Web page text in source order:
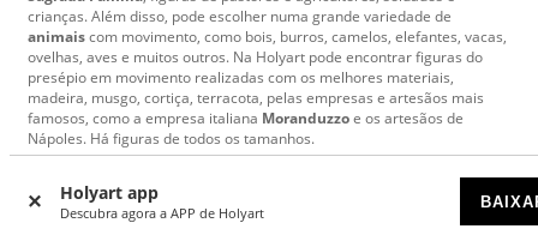
Holyart app
Descubra agora a APP de Holyart
crianças. Além disso, pode escolher numa grande variedade de
animaiscom movimento, como bois, burros, camelos, elefantes, vacas,
ovelhas, aves e muitos outros. Na Holyart pode encontrar figuras do
presépio em movimento realizadas com os melhores materiais,
madeira, musgo, cortiça, terracota, pelas empresas e artesãos mais
famosos, como a empresa italiana Moranduzzoe os artesãos de
Nápoles. Há figuras de todos os tamanhos.
Presépio, pode contatar-nos por email, telefone, ou no
de Holyart.